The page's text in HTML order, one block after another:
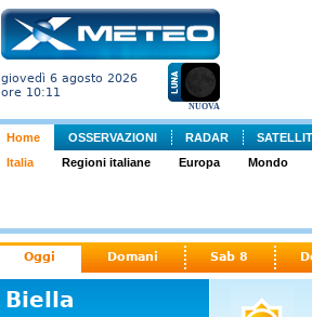
giovedì 6 agosto 2026
ore 10:11
NUOVA
Home OSSERVAZIONI RADAR
Italia
Regioni italiane Europa Mondo
Oggi Domani Sab 8
Biella